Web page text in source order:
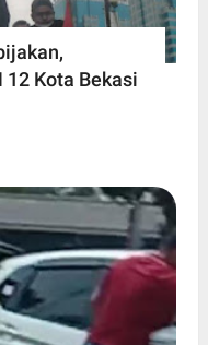
12 Kota Bekasi